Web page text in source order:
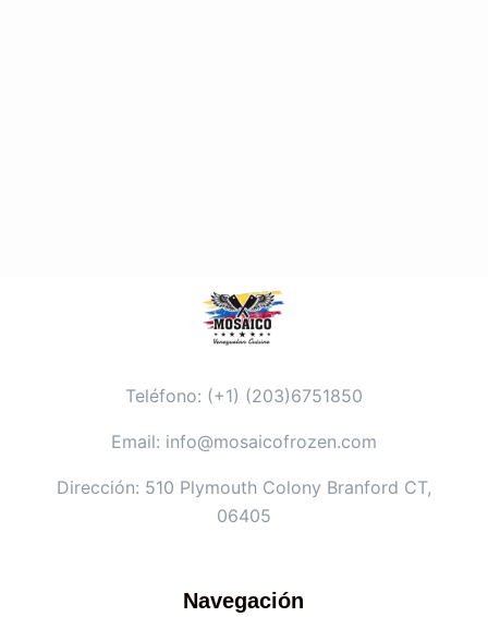
Teléfono: (+1) (203)6751850
Email: info@mosaicofrozen.com
Dirección: 510 Plymouth Colony Branford CT,
06405
Navegación